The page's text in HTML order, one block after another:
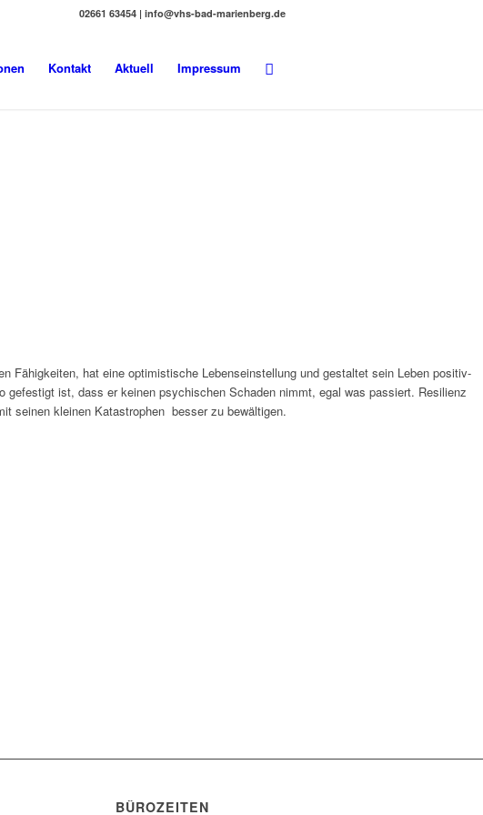
02661 63454 | info@vhs-bad-marienberg.de
Kontakt Aktuell Impressum
hat eine optimistische Lebenseinstellung und gestaltet sein Leben positiv-
ist, dass er keinen psychischen Schaden nimmt, egal was passiert. Resilienz
seinen kleinen Katastrophen besser zu bewältigen.
BÜROZEITEN